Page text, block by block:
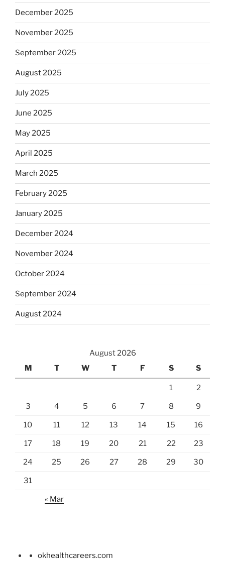
December 2025
November 2025
September 2025
August 2025
July 2025
June 2025
May 2025
April 2025
March 2025
February 2025
January 2025
December 2024
November 2024
October 2024
September 2024
August 2024
August 2026
M
T W T F S S
1 2
3 4 5 6 7 8 9
10 11 12 13 14 15 16
17 18 19 20 21 22 23
24 25 26 27 28 29 30
31
« Mar
okhealthcareers.com